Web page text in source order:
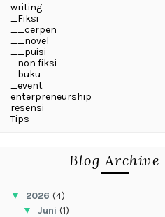
writing
_Fiksi
__cerpen
__novel
__puisi
_non fiksi
_buku
_event
enterpreneurship
resensi
Tips
Blog Archive
▼ 2026 (4)
▼ Juni (1)